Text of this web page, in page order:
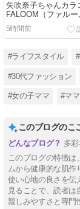
矢吹奈子ちゃんカ
FALOOM（ファルー
画レポしたよ【えま
コンレポ】
5時間前
#ライフスタイル
#30代ファッション
#女の子ママ #ママ
このブログのこ
多
このブログの特徴は
ムから健康的な肌作
使い心地の良さを伝
見ることで、読者は
親しみやすさと専門